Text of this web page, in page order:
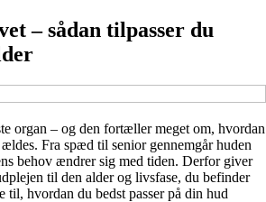
– sådan tilpasser du
organ – og den fortæller meget om, hvordan
Fra spæd til senior gennemgår huden
behov ændrer sig med tiden. Derfor giver
til den alder og livsfase, du befinder
til, hvordan du bedst passer på din hud